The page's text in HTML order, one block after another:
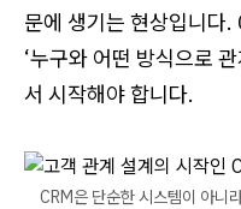
문에 생기는 현상입니다
‘누구와 어떤 방식으로
서 시작해야 합니다.
CRM은 단순한 시스템이 아니